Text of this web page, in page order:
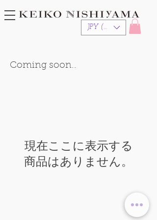
JPY (¥)
​Coming soon..
現在ここに表示する
商品はありません。